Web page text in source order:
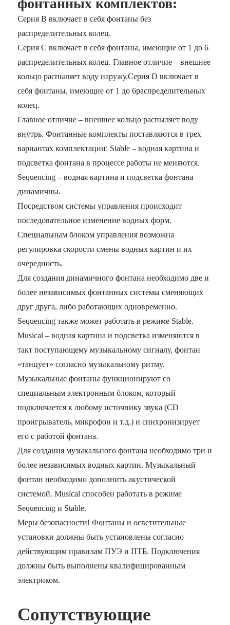
Серия B включает в себя фонтаны без
распределительных колец.
Серия С включает в себя фонтаны, имеющие от 1 до 6
распределительных колец. Главное отличие – внешнее
кольцо распыляет воду наружу.Серия D включает в
себя фонтаны, имеющие от 1 до 6распределительных
колец.
Главное отличие – внешнее кольцо распыляет воду
внутрь. Фонтанные комплекты поставляются в трех
вариантах комплектации: Stable – водная картина и
подсветка фонтана в процессе работы не меняются.
Sequencing – водная картина и подсветка фонтана
динамичны.
Посредством системы управления происходит
последовательное изменение водных форм.
Специальным блоком управления возможна
регулировка скорости смены водных картин и их
очередность.
Для создания динамичного фонтана необходимо две и
более независимых фонтанных системы сменяющих
друг друга, либо работающих одновременно.
Sequencing также может работать в режиме Stable.
Musical – водная картина и подсветка изменяются в
такт поступающему музыкальному сигналу, фонтан
«танцует» согласно музыкальному ритму.
Музыкальные фонтаны функционируют со
специальным электронным блоком, который
подключается к любому источнику звука (CD
проигрыватель, микрофон и т.д.) и синхронизирует
его с работой фонтана.
Для создания музыкального фонтана необходимо три и
более независимых водных картин. Музыкальный
фонтан необходимо дополнить акустической
системой. Musical способен работать в режиме
Sequencing и Stable.
Меры безопасности! Фонтаны и осветительные
установки должны быть установлены согласно
действующим правилам ПУЭ и ПТБ. Подключения
должны быть выполнены квалифицированным
электриком.
Сопутствующие